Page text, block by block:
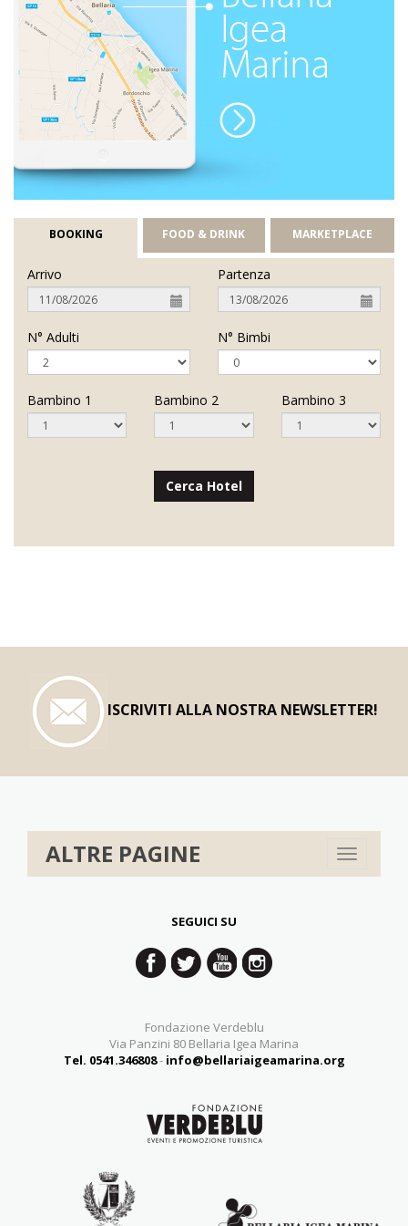
BOOKING FOOD & DRINK MARKETPLACE
Arrivo Partenza
N° Adulti N° Bimbi
Bambino 1 Bambino 2 Bambino 3
Cerca Hotel
ISCRIVITI ALLA NOSTRA NEWSLETTER!
ALTRE PAGINE
Toggle
navigation
SEGUICI SU
Fondazione Verdeblu
Via Panzini 80 Bellaria Igea Marina
Tel. 0541.346808-info@bellariaigeamarina.org